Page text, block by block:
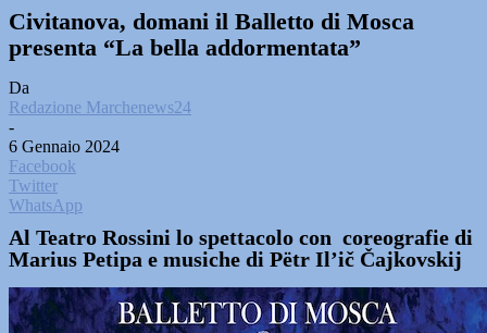
Civitanova, domani il Balletto di Mosca
presenta “La bella addormentata”
Da
Redazione Marchenews24
-
6 Gennaio 2024
Facebook
Twitter
WhatsApp
Al Teatro Rossini lo spettacolo con coreografie di
Marius Petipa e musiche di Pëtr Il’ič Čajkovskij